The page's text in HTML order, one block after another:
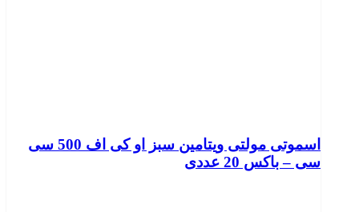
اسموتی مولتی ویتامین سبز او کی اف 500 سی
سی – باکس 20 عددی